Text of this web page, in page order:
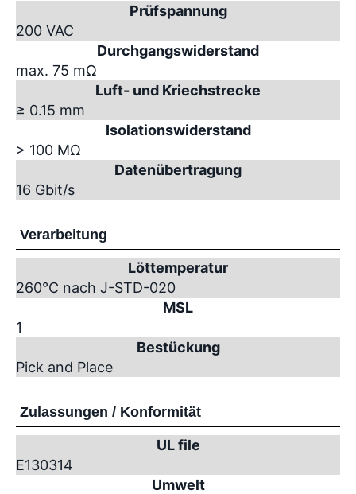
Prüfspannung
200 VAC
Durchgangswiderstand
max. 75 mΩ
Luft- und Kriechstrecke
≥ 0.15 mm
Isolationswiderstand
> 100 MΩ
Datenübertragung
16 Gbit/s
Verarbeitung
Löttemperatur
260°C nach J-STD-020
MSL
1
Bestückung
Pick and Place
Zulassungen / Konformität
UL file
E130314
Umwelt